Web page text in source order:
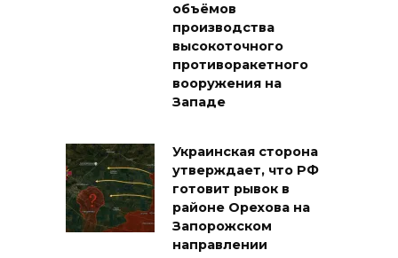
объёмов
производства
высокоточного
противоракетного
вооружения на
Западе
Украинская сторона
утверждает, что РФ
готовит рывок в
районе Орехова на
Запорожском
направлении